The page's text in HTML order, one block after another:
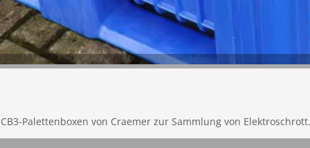
Palettenboxen von Craemer zur Sammlung von Elektroschrott.